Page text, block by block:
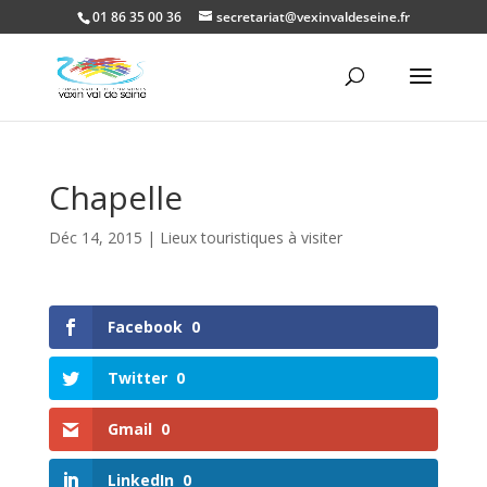
01 86 35 00 36 secretariat@vexinvaldeseine.fr
Chapelle
Déc 14, 2015 | Lieux touristiques à visiter
Facebook 0
Twitter 0
Gmail 0
LinkedIn 0